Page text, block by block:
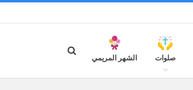
صلوات الشهر المريمي